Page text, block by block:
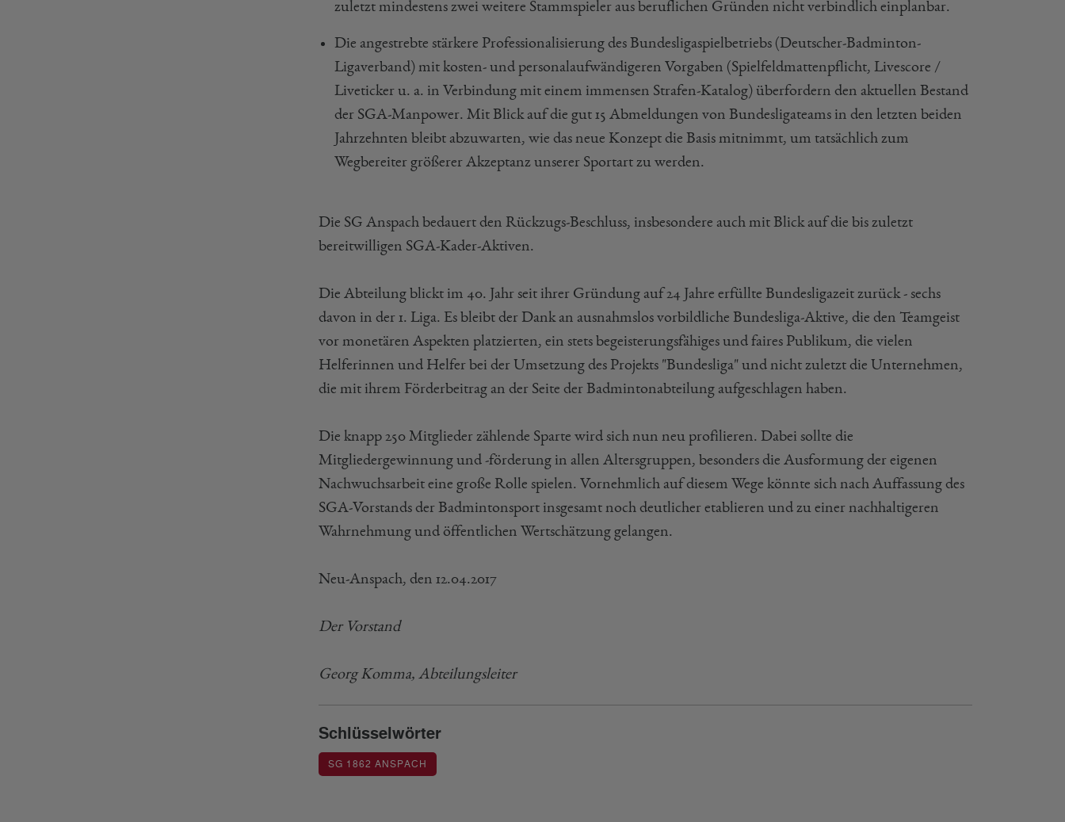
zuletzt mindestens zwei weitere Stammspieler aus beruflichen Gründen nicht verbindlich einplanbar.
Die angestrebte stärkere Professionalisierung des Bundesligaspielbetriebs (Deutscher-Badminton-
Ligaverband) mit kosten- und personalaufwändigeren Vorgaben (Spielfeldmattenpflicht, Livescore /
Liveticker u. a. in Verbindung mit einem immensen Strafen-Katalog) überfordern den aktuellen Bestand
der SGA-Manpower. Mit Blick auf die gut 15 Abmeldungen von Bundesligateams in den letzten beiden
Jahrzehnten bleibt abzuwarten, wie das neue Konzept die Basis mitnimmt, um tatsächlich zum
Wegbereiter größerer Akzeptanz unserer Sportart zu werden.
Die SG Anspach bedauert den Rückzugs-Beschluss, insbesondere auch mit Blick auf die bis zuletzt
bereitwilligen SGA-Kader-Aktiven.
Die Abteilung blickt im 40. Jahr seit ihrer Gründung auf 24 Jahre erfüllte Bundesligazeit zurück - sechs
davon in der 1. Liga. Es bleibt der Dank an ausnahmslos vorbildliche Bundesliga-Aktive, die den Teamgeist
vor monetären Aspekten platzierten, ein stets begeisterungsfähiges und faires Publikum, die vielen
Helferinnen und Helfer bei der Umsetzung des Projekts "Bundesliga" und nicht zuletzt die Unternehmen,
die mit ihrem Förderbeitrag an der Seite der Badmintonabteilung aufgeschlagen haben.
Die knapp 250 Mitglieder zählende Sparte wird sich nun neu profilieren. Dabei sollte die
Mitgliedergewinnung und -förderung in allen Altersgruppen, besonders die Ausformung der eigenen
Nachwuchsarbeit eine große Rolle spielen. Vornehmlich auf diesem Wege könnte sich nach Auffassung des
SGA-Vorstands der Badmintonsport insgesamt noch deutlicher etablieren und zu einer nachhaltigeren
Wahrnehmung und öffentlichen Wertschätzung gelangen.
Neu-Anspach, den 12.04.2017
Der Vorstand
Georg Komma, Abteilungsleiter
Schlüsselwörter
SG 1862 ANSPACH